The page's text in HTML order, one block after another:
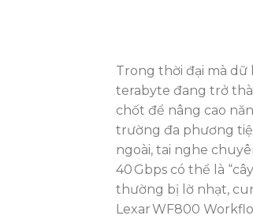
Trong thời đại mà dữ
terabyte đang trở
chốt để nâng cao
trường đa phương
ngoài, tai nghe
40 Gbps có thể là
thường bị lờ nhạt,
Lexar WF800